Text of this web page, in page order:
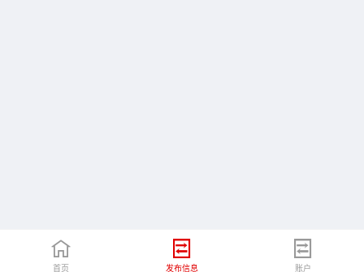
首页 发布信息 账户